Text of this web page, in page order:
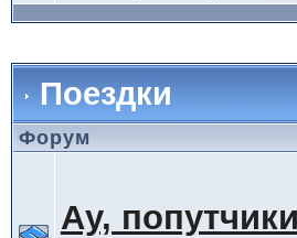
Поездки
Форум
Ау,